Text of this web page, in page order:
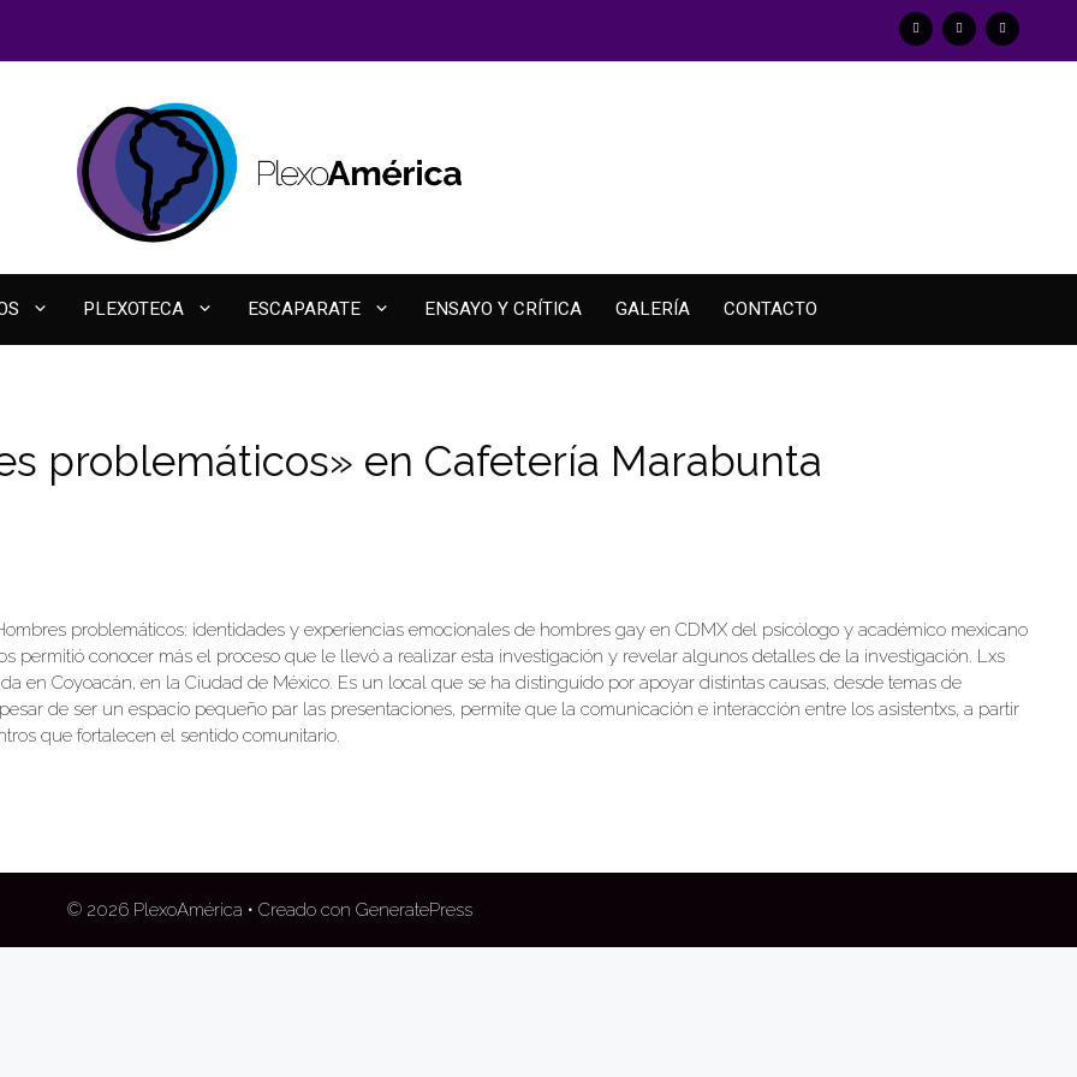
PLEXOTECA ESCAPARATE ENSAYO Y CRÍTICA GALERÍA CONTACTO
problemáticos» en Cafetería Marabunta
problemáticos: identidades y experiencias emocionales de hombres gay en CDMX del psicólogo y académico mexicano
permitió conocer más el proceso que le llevó a realizar esta investigación y revelar algunos detalles de la investigación. Lxs
en Coyoacán, en la Ciudad de México. Es un local que se ha distinguido por apoyar distintas causas, desde temas de
de ser un espacio pequeño par las presentaciones, permite que la comunicación e interacción entre los asistentxs, a partir
que fortalecen el sentido comunitario.
© 2026 PlexoAmérica • Creado con GeneratePress